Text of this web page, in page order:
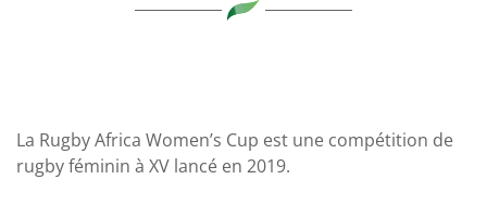
La Rugby Africa Women’s Cup est une compétition de
rugby féminin à XV lancé en 2019.